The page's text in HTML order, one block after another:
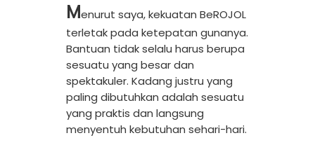
Menurut saya, kekuatan BeROJOL
terletak pada ketepatan gunanya.
Bantuan tidak selalu harus berupa
sesuatu yang besar dan
spektakuler. Kadang justru yang
paling dibutuhkan adalah sesuatu
yang praktis dan langsung
menyentuh kebutuhan sehari-hari.